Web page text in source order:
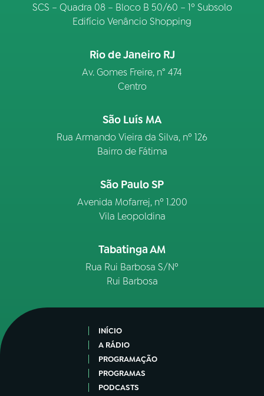
SCS – Quadra 08 – Bloco B 50/60 – 1º Subsolo
Edifício Venâncio Shopping
Rio de Janeiro RJ
Av. Gomes Freire, n° 474
Centro
São Luís MA
Rua Armando Vieira da Silva, nº 126
Bairro de Fátima
São Paulo SP
Avenida Mofarrej, nº 1.200
Vila Leopoldina
Tabatinga AM
Rua Rui Barbosa S/Nº
Rui Barbosa
INÍCIO
A RÁDIO
PROGRAMAÇÃO
PROGRAMAS
PODCASTS